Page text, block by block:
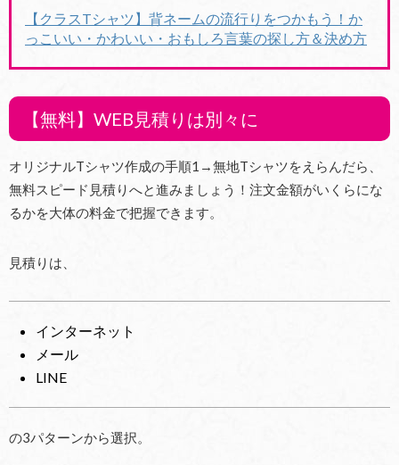
【クラスTシャツ】背ネームの流行りをつかもう！か
っこいい・かわいい・おもしろ言葉の探し方＆決め方
【無料】WEB見積りは別々に
オリジナルTシャツ作成の手順1→無地Tシャツをえらんだら、
無料スピード見積りへと進みましょう！注文金額がいくらにな
るかを大体の料金で把握できます。
見積りは、
インターネット
メール
LINE
の3パターンから選択。